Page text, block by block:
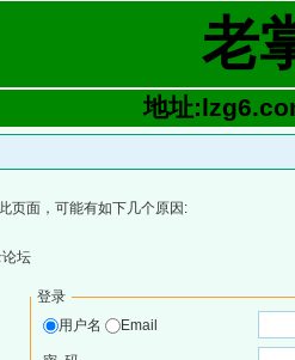
老
地址
页面，可能有如下几个原因:
坛
登录
用户名
Email